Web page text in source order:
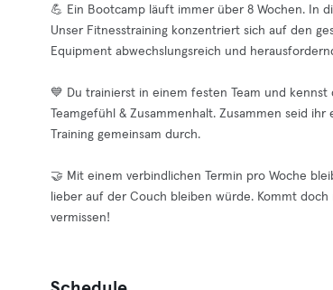
💪 Ein Bootcamp läuft immer über 8 Wochen. In
Unser Fitnesstraining konzentriert sich auf den
Equipment abwechslungsreich und
💙 Du trainierst in einem festen Team und
Teamgefühl & Zusammenhalt. Zusammen seid
Training gemeinsam durch.
🤝 Mit einem verbindlichen Termin pro Woche
lieber auf der Couch bleiben würde. Kommt
vermissen!